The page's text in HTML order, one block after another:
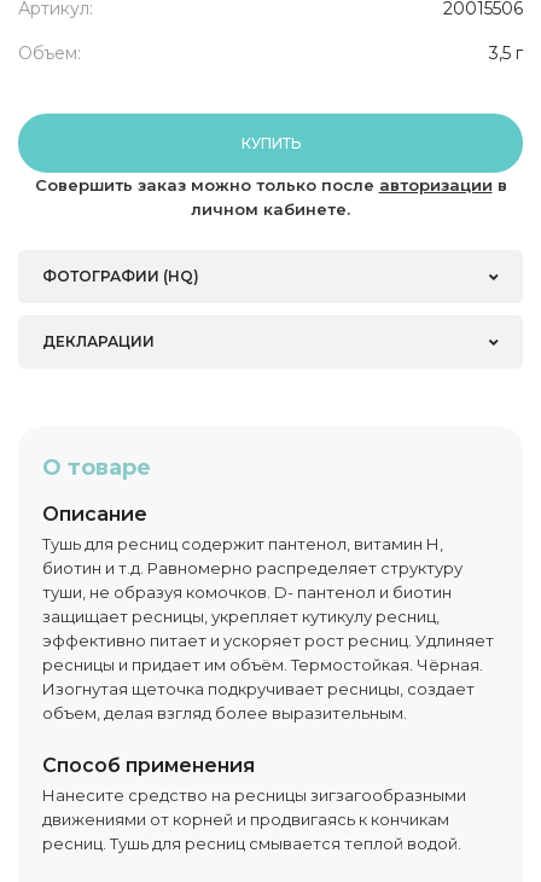
Артикул: 20015506
Объем: 3,5 г
КУПИТЬ
Совершить заказ можно только после авторизации в
личном кабинете.
ФОТОГРАФИИ (HQ)
ДЕКЛАРАЦИИ
О товаре
Описание
Тушь для ресниц содержит пантенол, витамин Н,
биотин и т.д. Равномерно распределяет структуру
туши, не образуя комочков. D- пантенол и биотин
защищает ресницы, укрепляет кутикулу ресниц,
эффективно питает и ускоряет рост ресниц. Удлиняет
ресницы и придает им объём. Термостойкая. Чёрная.
Изогнутая щеточка подкручивает ресницы, создает
объем, делая взгляд более выразительным.
Способ применения
Нанесите средство на ресницы зигзагообразными
движениями от корней и продвигаясь к кончикам
ресниц. Тушь для ресниц смывается теплой водой.